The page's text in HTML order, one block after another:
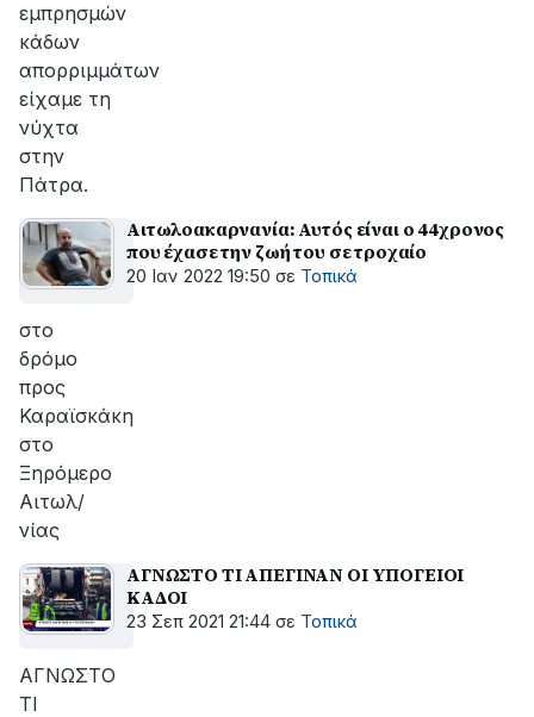
εμπρησμών
κάδων
απορριμμάτων
είχαμε τη
νύχτα
στην
Πάτρα.
Αιτωλοακαρνανία: Αυτός είναι ο 44χρονος
που έχασε την ζωή του σε τροχαίο
20 Ιαν 2022 19:50 σε Τοπικά
στο
δρόμο
προς
Καραϊσκάκη
στο
Ξηρόμερο
Αιτωλ/
νίας
ΑΓΝΩΣΤΟ ΤΙ ΑΠΕΓΙΝΑΝ ΟΙ ΥΠΟΓΕΙΟΙ
ΚΑΔΟΙ
23 Σεπ 2021 21:44 σε Τοπικά
ΑΓΝΩΣΤΟ
ΤΙ